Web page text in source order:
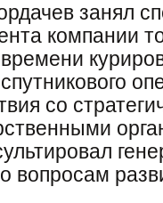
занял
компании
со
вопросам